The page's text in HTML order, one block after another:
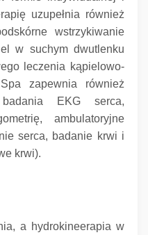
uzupełnia również
wstrzykiwanie
w suchym dwutlenku
leczenia kąpielowo-
zapewnia również
badania EKG serca,
ambulatoryjne
serca, badanie krwi i
krwi).
a hydrokineerapia w